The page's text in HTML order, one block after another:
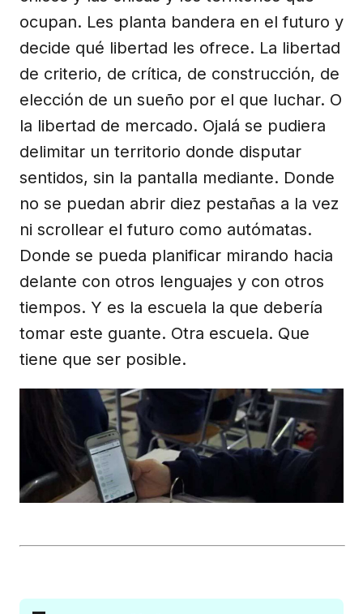
ocupan. Les planta bandera en el futuro y
decide qué libertad les ofrece. La libertad
de criterio, de crítica, de construcción, de
elección de un sueño por el que luchar. O
la libertad de mercado. Ojalá se pudiera
delimitar un territorio donde disputar
sentidos, sin la pantalla mediante. Donde
no se puedan abrir diez pestañas a la vez
ni scrollear el futuro como autómatas.
Donde se pueda planificar mirando hacia
delante con otros lenguajes y con otros
tiempos. Y es la escuela la que debería
tomar este guante. Otra escuela. Que
tiene que ser posible.